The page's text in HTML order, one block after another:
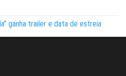
ganha trailer e data de estreia